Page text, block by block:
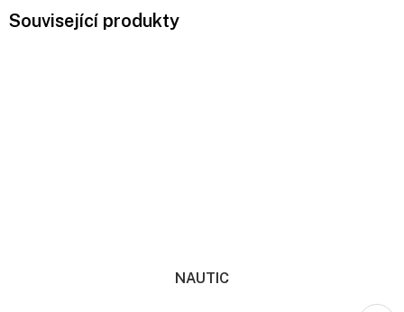
Související produkty
NAUTIC